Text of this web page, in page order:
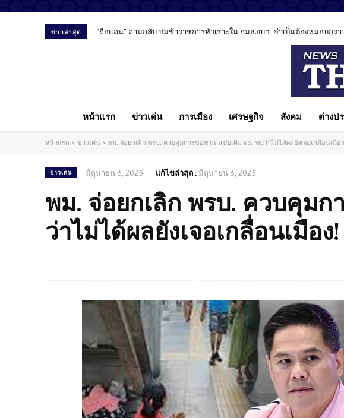
ข่าวล่าสุด “ถือแถน” ถามกลับ ปมข้าราชการหัวเราะใน กมธ.งบฯ “จำเป็นต้องหมอบกร
หน้าแรก ข่าวเด่น การเมือง เศรษฐกิจ สังคม ต่างป
หน้าแรก ข่าวเด่น พม. จ่อยกเลิก พรบ. ควบคุมการขอทาน ฉบับเดิม ผงะ พบว่าไม่ได้ผลยังเจอเกลื่อนเมือ
ข่าวเด่น มิถุนายน 6, 2025 แก้ไขล่าสุด : มิถุนายน 6, 2025
พม. จ่อยกเลิก พรบ. ควบคุม
ว่าไม่ได้ผลยังเจอเกลื่อนเมือง!